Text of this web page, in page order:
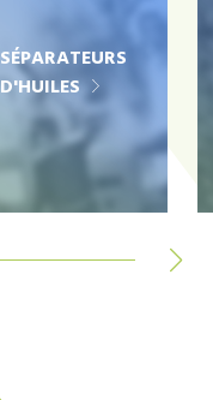
SÉPARATEURS
D'HUILES